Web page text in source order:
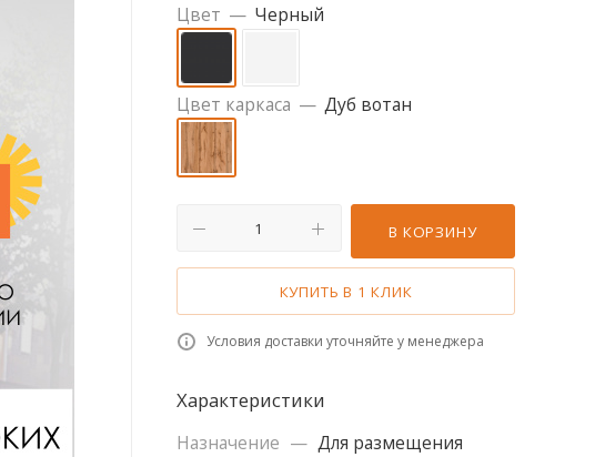
Цвет — Черный
Цвет каркаса — Дуб вотан
В КОРЗИНУ
КУПИТЬ В 1 КЛИК
Условия доставки уточняйте у менеджера
Характеристики
Назначение — Для размещения